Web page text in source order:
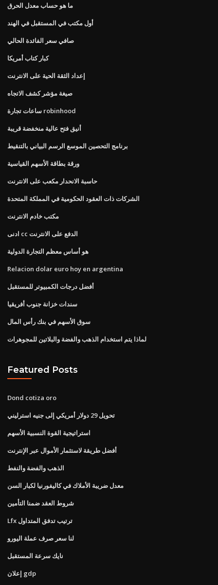
ما هو حساب معدل الحرق
أول مكتب في المستقبل في الهند
صافي سعر الفائدة الحالي
كبار كتاب أمريكا
إعداد الثقة الحية على الانترنت
صيغة مؤشر كشف الاتجاه
ساعات تجارة robinhood
أنيق فتح عالية منخفضة قريبة
برنامج التحصين الموسع الرسم البياني بالتنقيط
ورقة بطاقة الأسهم القياسية
حاسبة الانحدار مكعب على الانترنت
الشركات ذات العقود الحكومية في المملكة المتحدة
مكتب خادم الانترنت
ادنى cc الدفع على الانترنت
هو أساس معظم التجارة الدولية
Relacion dolar euro hoy en argentina
أفضل درجات الكمبيوتر للمستقبل
سندات خزانة جنوب أفريقيا
سوق الأسهم في بنك رأس المال
لماذا يتم استخدام الذهب والفضة والبلاتين للمجوهرات
Featured Posts
Dond cotiza oro
تحويل 29 دولار أمريكي إلى جنيه استرليني
استراتيجية القوة النسبية الأسهم
أفضل طريقة لاستثمار الأموال عبر الإنترنت
الذهب والفضة والنفط
معدل ضريبة الأملاك في كاليفورنيا لكبار السن
شروط العقد ضمنا التأمين
Lfx ترتيب تدفق المتداول
لنا سعر صرف عملة اليورو
نايك سرعة المستقبل
إعلان gdp